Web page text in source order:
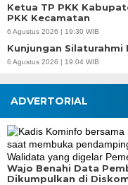
Ketua TP PKK
PKK Kecamatan
6 Agustus 2026 | 19:30 WIB
Kunjungan Silaturahmi
6 Agustus 2026 | 19:04 WIB
ADVERTORIAL
Wajo Benahi Data
Dikumpulkan di